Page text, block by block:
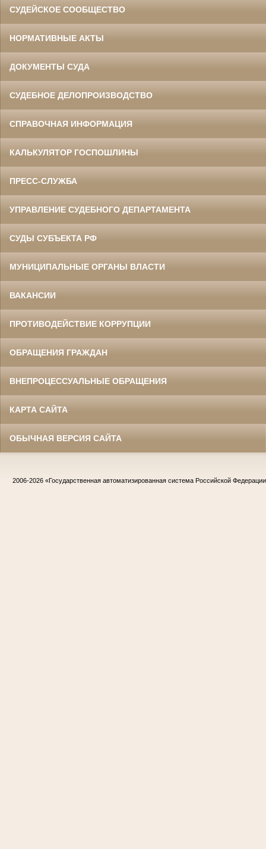
СУДЕЙСКОЕ СООБЩЕСТВО
НОРМАТИВНЫЕ АКТЫ
ДОКУМЕНТЫ СУДА
СУДЕБНОЕ ДЕЛОПРОИЗВОДСТВО
СПРАВОЧНАЯ ИНФОРМАЦИЯ
КАЛЬКУЛЯТОР ГОСПОШЛИНЫ
ПРЕСС-СЛУЖБА
УПРАВЛЕНИЕ СУДЕБНОГО ДЕПАРТАМЕНТА
СУДЫ СУБЪЕКТА РФ
МУНИЦИПАЛЬНЫЕ ОРГАНЫ ВЛАСТИ
ВАКАНСИИ
ПРОТИВОДЕЙСТВИЕ КОРРУПЦИИ
ОБРАЩЕНИЯ ГРАЖДАН
ВНЕПРОЦЕССУАЛЬНЫЕ ОБРАЩЕНИЯ
КАРТА САЙТА
ОБЫЧНАЯ ВЕРСИЯ САЙТА
2006-2026 «Государственная автоматизированная система Российской